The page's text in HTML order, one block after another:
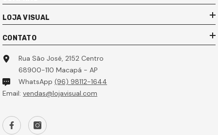
LOJA VISUAL
CONTATO
Rua São José, 2152 Centro
68900-110 Macapá - AP
WhatsApp (96) 98112-1644
Email: vendas@lojavisual.com